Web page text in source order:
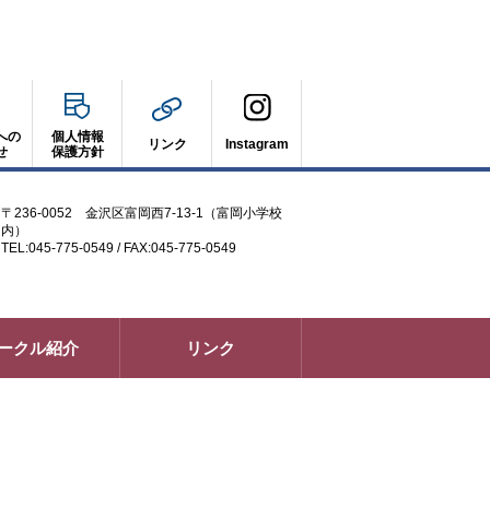
の
個人情報
保護方針
リンク Instagram
〒236-0052 金沢区富岡西7-13-1（富岡小学校
内）
TEL:045-775-0549 / FAX:045-775-0549
クル紹介 リンク